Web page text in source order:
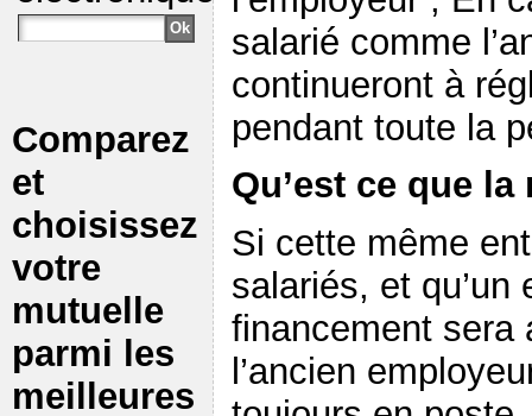
Comparez
et
choisissez
votre
mutuelle
parmi les
meilleures
salarié comme
continueront à
pendant toute la
Qu’est ce que
Si cette même
salariés, et qu’un
financement sera
l’ancien